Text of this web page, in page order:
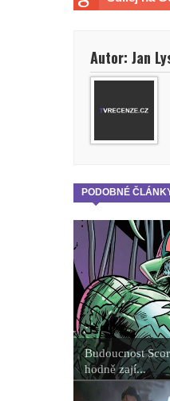
Autor: Jan
PODOBNÉ
Budoucnost
hodně zají...